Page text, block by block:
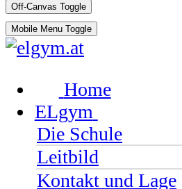
Off-Canvas Toggle
Mobile Menu Toggle
Home
ELgym
Die Schule
Leitbild
Kontakt und Lage